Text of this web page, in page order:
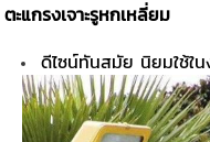
ตะแกรงเจาะรูหกเหลี่ยม
ดีไซน์ทันสมัย นิยมใช้ใ